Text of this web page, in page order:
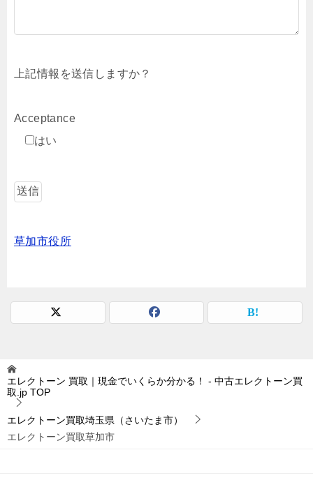
上記情報を送信しますか？
Acceptance
はい
草加市役所
エレクトーン 買取｜現金でいくらか分かる！ - 中古エレクトーン買
取.jp TOP
エレクトーン買取埼玉県（さいたま市）
エレクトーン買取草加市